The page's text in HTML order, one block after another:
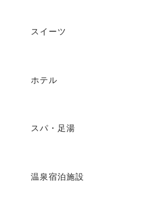
スイーツ
ホテル
スパ・足湯
温泉宿泊施設